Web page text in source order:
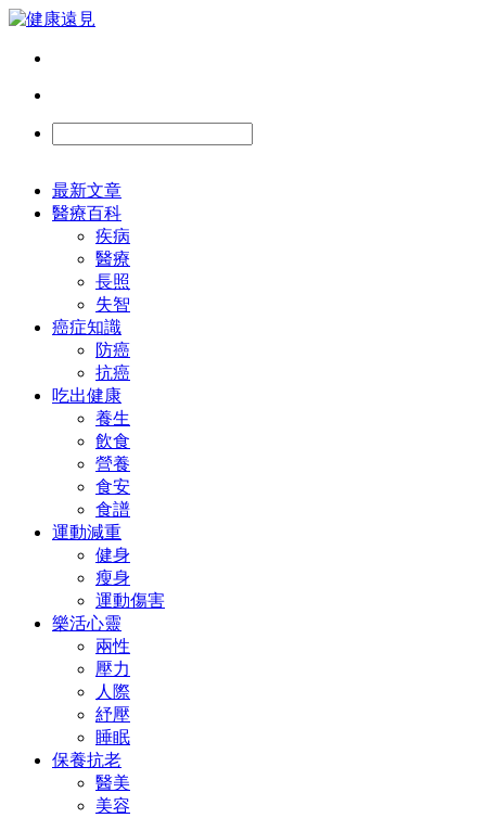
最新文章
醫療百科
疾病
醫療
長照
失智
癌症知識
防癌
抗癌
吃出健康
養生
飲食
營養
食安
食譜
運動減重
健身
瘦身
運動傷害
樂活心靈
兩性
壓力
人際
紓壓
睡眠
保養抗老
醫美
美容